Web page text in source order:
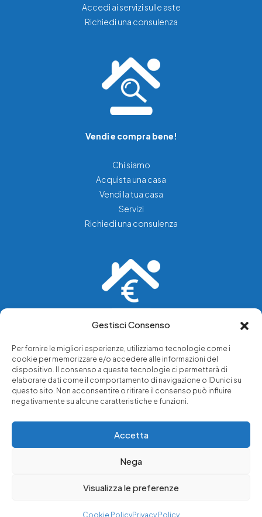
Gestisci Consenso
Per fornire le migliori esperienze, utilizziamo tecnologie come i
cookie per memorizzare e/o accedere alle informazioni del
dispositivo. Il consenso a queste tecnologie ci permetterà di
elaborare dati come il comportamento di navigazione o ID unici su
questo sito. Non acconsentire o ritirare il consenso può influire
negativamente su alcune caratteristiche e funzioni.
Accetta
Nega
Visualizza le preferenze
Cookie PolicyPrivacy Policy
Immobiliare Luffarelli
Accedi ai servizi sulle aste
Richiedi una consulenza
Vendi e compra bene!
Chi siamo
Acquista una casa
Vendi la tua casa
Servizi
Richiedi una consulenza
Chi siamo
Servizi di tutela legale
Notizie e approfondimenti
14571101006 - Tutti i diritti riservati